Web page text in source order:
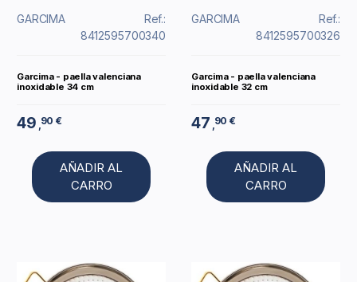
GARCIMA
Ref.:
8412595700340
Garcima - paella valenciana
inoxidable 34 cm
49 ,90 €
AÑADIR AL
CARRO
GARCIMA
Ref.:
8412595700326
Garcima - paella valenciana
inoxidable 32 cm
47 ,90 €
AÑADIR AL
CARRO